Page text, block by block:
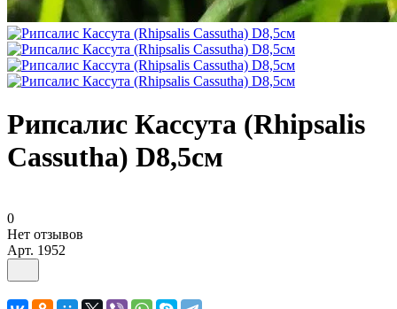
Рипсалис Кассута (Rhipsalis
Cassutha) D8,5см
0
Нет отзывов
Арт. 1952